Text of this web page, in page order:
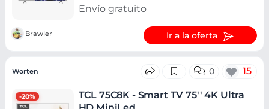
Envío gratuito
Brawler Ir a la oferta
-20%
Worten 0 15
TCL 75C8K - Smart TV 75'' 4K Ultra